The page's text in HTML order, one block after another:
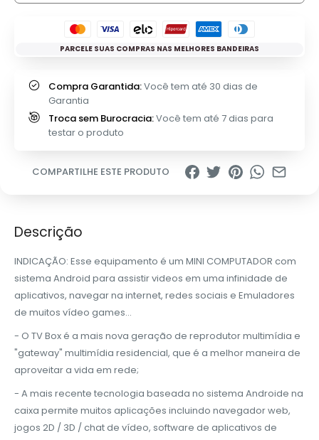
PARCELE SUAS COMPRAS NAS MELHORES BANDEIRAS
Compra Garantida:Você tem até 30 dias de
Garantia
Troca sem Burocracia:Você tem até 7 dias para
testar o produto
COMPARTILHE ESTE PRODUTO
Descrição
INDICAÇÃO: Esse equipamento é um MINI COMPUTADOR com
sistema Android para assistir videos em uma infinidade de
aplicativos, navegar na internet, redes sociais e Emuladores
de muitos vídeo games...
- O TV Box é a mais nova geração de reprodutor multimídia e
"gateway" multimídia residencial, que é a melhor maneira de
aproveitar a vida em rede;
- A mais recente tecnologia baseada no sistema Androide na
caixa permite muitos aplicações incluindo navegador web,
jogos 2D / 3D / chat de vídeo, software de aplicativos de